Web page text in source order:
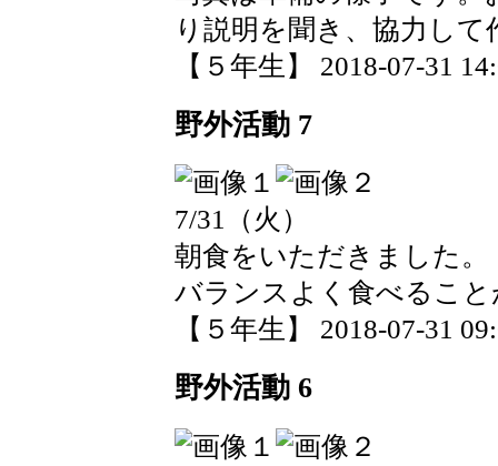
り説明を聞き、協力して
【５年生】 2018-07-31
野外活動 7
7/31（火）
朝食をいただきました。
バランスよく食べるこ
【５年生】 2018-07-31
野外活動 6